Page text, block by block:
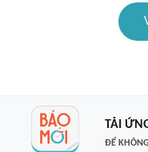
TẢI
ĐỂ